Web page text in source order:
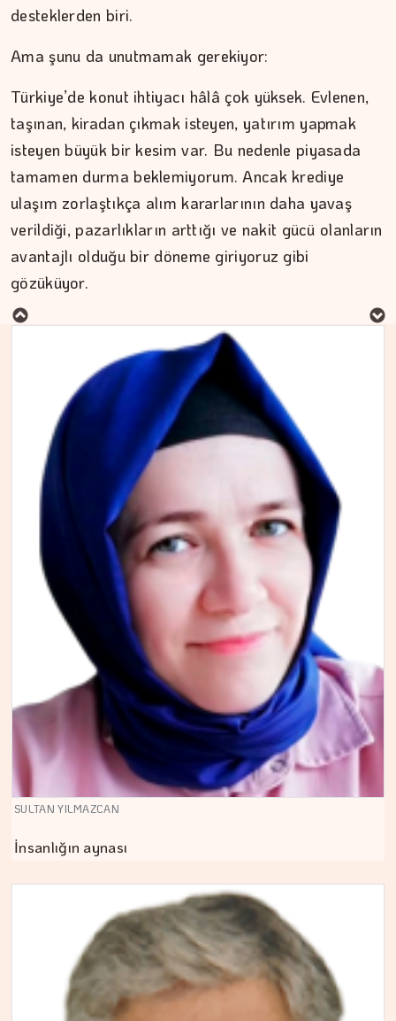
desteklerden biri.
Ama şunu da unutmamak gerekiyor:
Türkiye’de konut ihtiyacı hâlâ çok yüksek. Evlenen,
taşınan, kiradan çıkmak isteyen, yatırım yapmak
isteyen büyük bir kesim var. Bu nedenle piyasada
tamamen durma beklemiyorum. Ancak krediye
ulaşım zorlaştıkça alım kararlarının daha yavaş
verildiği, pazarlıkların arttığı ve nakit gücü olanların
avantajlı olduğu bir döneme giriyoruz gibi
gözüküyor.
MURAT DOĞAN
Aç kalan sadece mideniz…
SULTAN YILMAZCAN
İnsanlığın aynası